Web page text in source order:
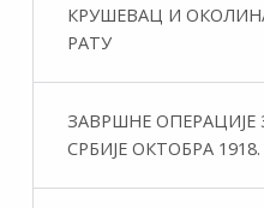
КРУШЕВАЦ И
РАТУ
ЗАВРШНЕ
СРБИЈЕ ОКТОБРА